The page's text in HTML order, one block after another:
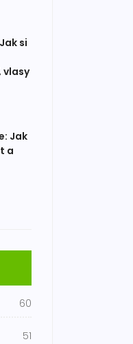
si
vlasy
Jak
a
60
51